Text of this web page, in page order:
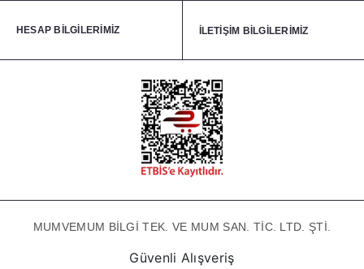
HESAP BİLGİLERİMİZ İLETİŞİM BİLGİLERİMİZ
MUMVEMUM BİLGİ TEK. VE MUM SAN. TİC. LTD. ŞTİ.
Güvenli Alışveriş